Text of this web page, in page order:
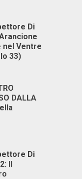
Di
nel Ventre
33)
DALLA
Di
Il